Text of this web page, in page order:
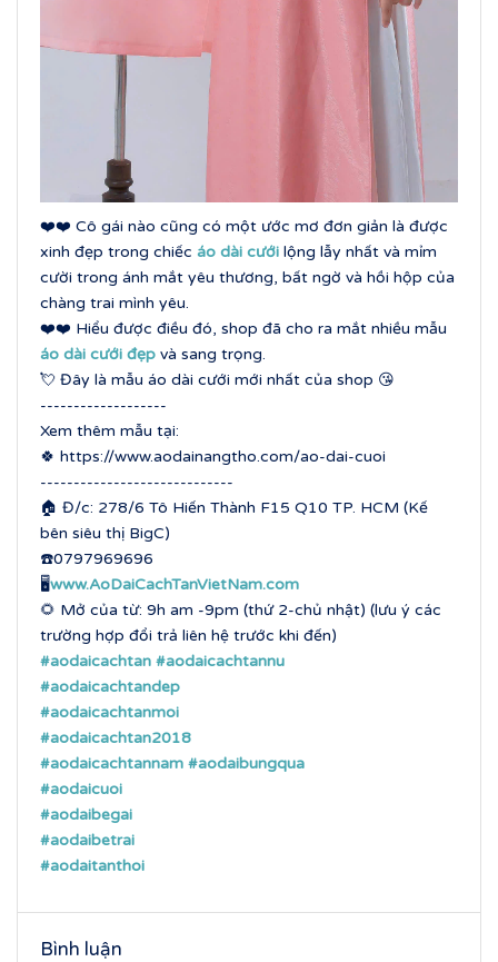
❤️❤️ Cô gái nào cũng có một ước mơ đơn giản là được
xinh đẹp trong chiếc áo dài cưới lộng lẫy nhất và mỉm
cười trong ánh mắt yêu thương, bất ngờ và hồi hộp của
chàng trai mình yêu.
❤️❤️ Hiểu được điều đó, shop đã cho ra mắt nhiều mẫu
áo dài cưới đẹp và sang trọng.
💘 Đây là mẫu áo dài cưới mới nhất của shop 😘
-------------------
Xem thêm mẫu tại:
🍀 https://www.aodainangtho.com/ao-dai-cuoi
-----------------------------
🏠 Đ/c: 278/6 Tô Hiến Thành F15 Q10 TP. HCM (Kế
bên siêu thị BigC)
☎️0797969696
🖥www.AoDaiCachTanVietNam.com
🌻 Mở của từ: 9h am -9pm (thứ 2-chủ nhật) (lưu ý các
trường hợp đổi trả liên hệ trước khi đến)
#aodaicachtan #aodaicachtannu
#aodaicachtandep
#aodaicachtanmoi
#aodaicachtan2018
#aodaicachtannam #aodaibungqua
#aodaicuoi
#aodaibegai
#aodaibetrai
#aodaitanthoi
Bình luận